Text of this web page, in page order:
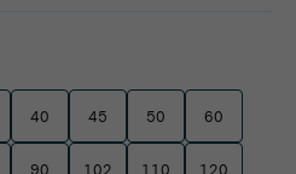
40 45 50 60